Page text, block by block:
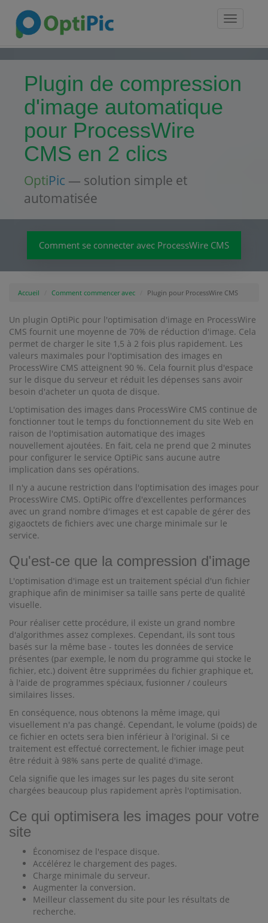
Toggle
Plugin de compression
d'image automatique
pour ProcessWire
CMS en 2 clics
OptiPic — solution simple et
automatisée
Comment se connecter avec ProcessWire CMS
Accueil Comment commencer avec Plugin pour ProcessWire CMS
Un plugin OptiPic pour l'optimisation d'image en ProcessWire
CMS fournit une moyenne de 70% de réduction d'image. Cela
permet de charger le site 1,5 à 2 fois plus rapidement. Les
valeurs maximales pour l'optimisation des images en
ProcessWire CMS atteignent 90 %. Cela fournit plus d'espace
sur le disque du serveur et réduit les dépenses sans avoir
besoin d'acheter un quota de disque.
L'optimisation des images dans ProcessWire CMS continue de
fonctionner tout le temps du fonctionnement du site Web en
raison de l'optimisation automatique des images
nouvellement ajoutées. En fait, cela ne prend que 2 minutes
pour configurer le service OptiPic sans aucune autre
implication dans ses opérations.
Il n'y a aucune restriction dans l'optimisation des images pour
ProcessWire CMS. OptiPic offre d'excellentes performances
avec un grand nombre d'images et est capable de gérer des
gigaoctets de fichiers avec une charge minimale sur le
service.
Qu'est-ce que la compression d'image
L'optimisation d'image est un traitement spécial d'un fichier
graphique afin de minimiser sa taille sans perte de qualité
visuelle.
Pour réaliser cette procédure, il existe un grand nombre
d'algorithmes assez complexes. Cependant, ils sont tous
basés sur la même base - toutes les données de service
présentes (par exemple, le nom du programme qui stocke le
fichier, etc.) doivent être supprimées du fichier graphique et,
à l'aide de programmes spéciaux, fusionner / couleurs
similaires lisses.
En conséquence, nous obtenons la même image, qui
visuellement n'a pas changé. Cependant, le volume (poids) de
ce fichier en octets sera bien inférieur à l'original. Si ce
traitement est effectué correctement, le fichier image peut
être réduit à 98% sans perte de qualité d'image.
Cela signifie que les images sur les pages du site seront
chargées beaucoup plus rapidement après l'optimisation.
Ce qui optimisera les images pour votre
site
Économisez de l'espace disque.
Accélérez le chargement des pages.
Charge minimale du serveur.
Augmenter la conversion.
Meilleur classement du site pour les résultats de
recherche.